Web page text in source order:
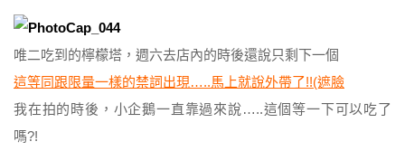
唯二吃到的檸檬塔，週六去店內的時後還說只剩下一個
這等同跟限量一樣的禁詞出現…..馬上就說外帶了!!(遮臉
我在拍的時後，小企鵝一直靠過來說…..這個等一下可以吃了
嗎?!